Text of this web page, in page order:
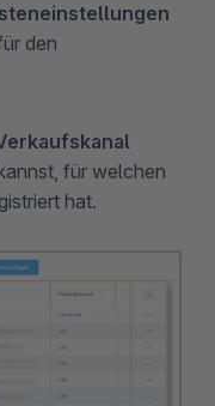
den
für welchen
hat.